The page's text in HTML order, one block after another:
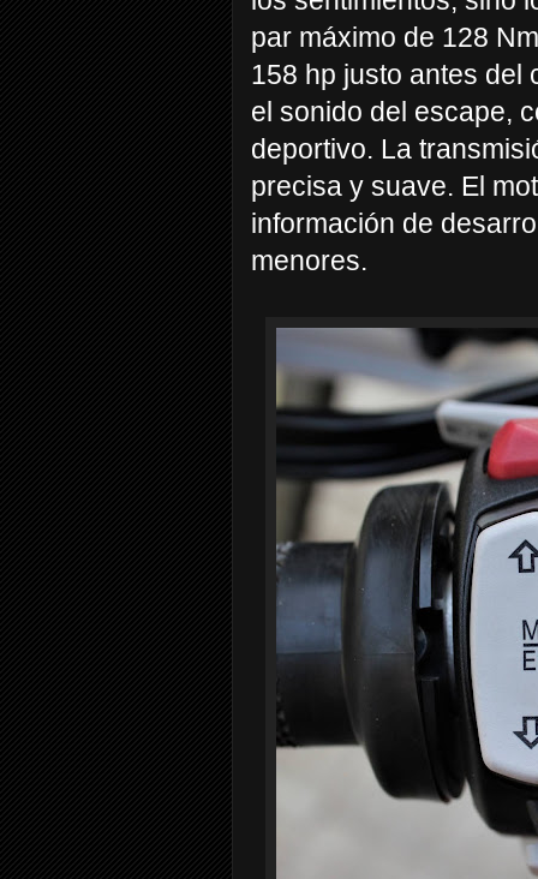
par máximo de 128
158 hp justo antes del
el sonido del escape,
deportivo. La
precisa y suave. El
información de
menores.